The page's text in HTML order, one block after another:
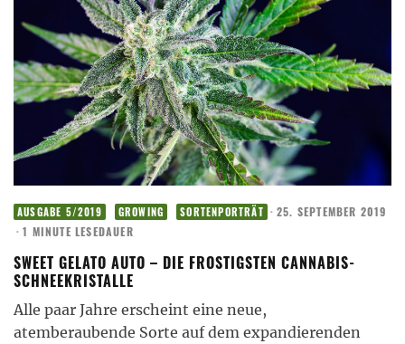
AUSGABE 5/2019 GROWING SORTENPORTRÄT · 25. SEPTEMBER 2019
· 1 MINUTE LESEDAUER
SWEET GELATO AUTO – DIE FROSTIGSTEN CANNABIS-
SCHNEEKRISTALLE
Alle paar Jahre erscheint eine neue,
atemberaubende Sorte auf dem expandierenden